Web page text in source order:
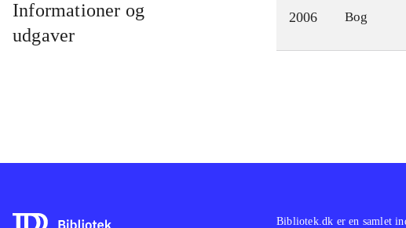
Informationer og
udgaver
2006 Bog
Bibliotek.dk er en samlet